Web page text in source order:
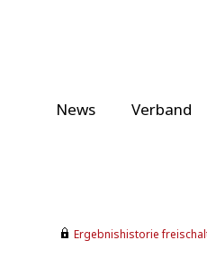
News Verband
Ergebnishistorie